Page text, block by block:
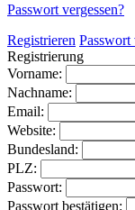
Passwort vergessen?
Registrieren Passwort
Registrierung
Vorname:
Nachname:
Email:
Website:
Bundesland:
PLZ:
Passwort:
Passwort bestätigen: